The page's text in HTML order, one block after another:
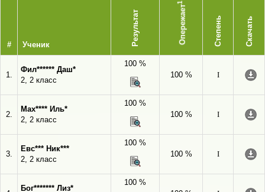
# Ученик Результат Опережает
1
Степень Скачать
1.
Фил****** Даш*
2, 2 класс
100 %
100 %
I
2.
Мах**** Иль*
2, 2 класс
100 %
100 %
I
3.
Евс*** Ник***
2, 2 класс
100 %
100 %
I
Бог******* Лиз*
100 %